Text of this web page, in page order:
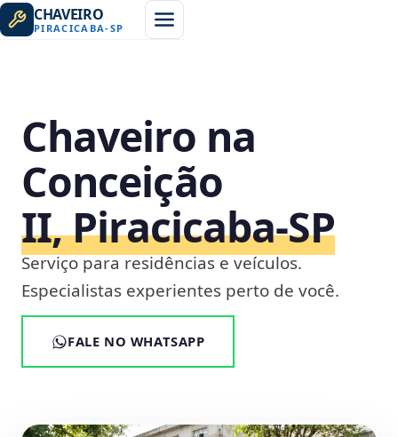
CHAVEIRO
PIRACICABA-SP
Chaveiro na
Conceição
II, Piracicaba‑SP
Serviço para residências e veículos.
Especialistas experientes perto de você.
FALE NO WHATSAPP